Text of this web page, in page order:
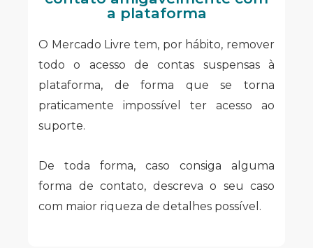
a plataforma
O Mercado Livre tem, por hábito, remover
todo o acesso de contas suspensas à
plataforma, de forma que se torna
praticamente impossível ter acesso ao
suporte.
De toda forma, caso consiga alguma
forma de contato, descreva o seu caso
com maior riqueza de detalhes possível.